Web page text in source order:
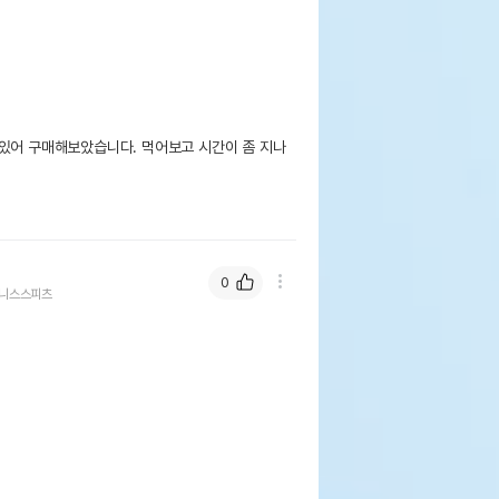
어 구매해보았습니다. 먹어보고 시간이 좀 지나
스스피츠
0